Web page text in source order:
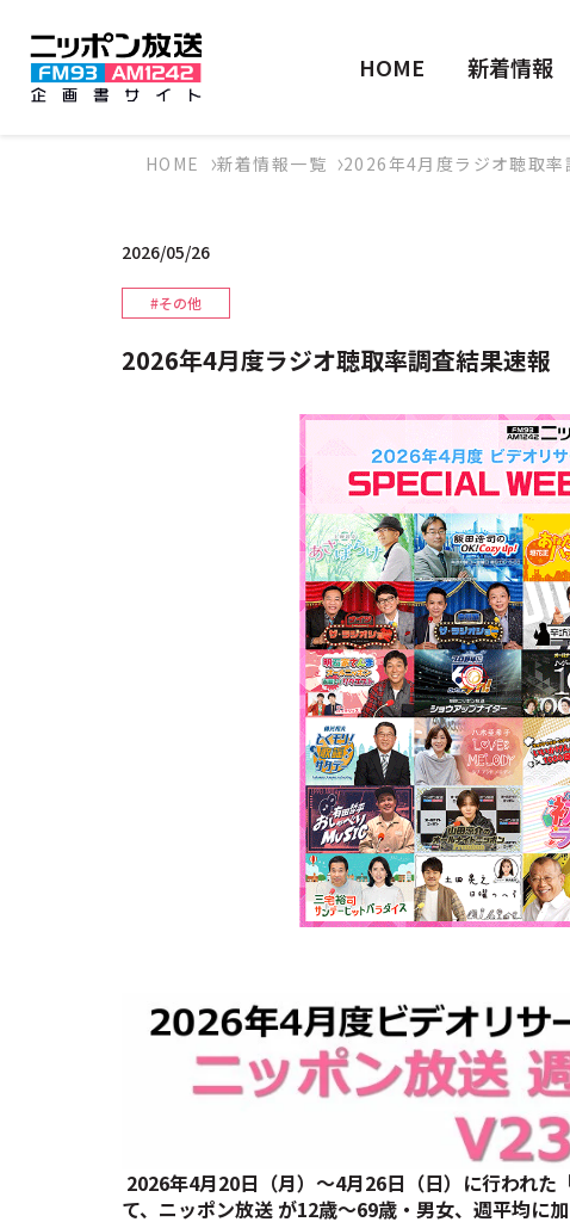
HOME 新着情報
HOME 新着情報一覧 2026年4月度ラジオ聴取率
2026/05/26
#その他
2026年4月度ラジオ聴取率調査結果速報
2026年4月20日（月）～4月26日（日）に行われ
て、ニッポン放送 が12歳～69歳・男女、週平均に